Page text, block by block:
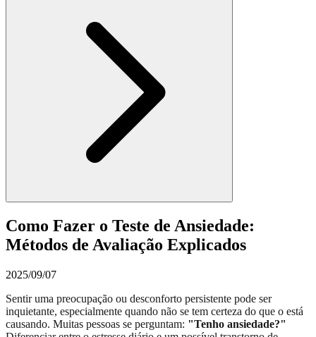
Como Fazer o Teste de Ansiedade:
Métodos de Avaliação Explicados
2025/09/07
Sentir uma preocupação ou desconforto persistente pode ser
inquietante, especialmente quando não se tem certeza do que o está
causando. Muitas pessoas se perguntam: "Tenho ansiedade?"